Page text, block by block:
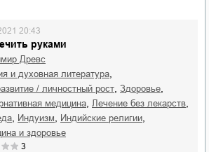
руками
20:43
Древс
и духовная литература
/ личностный рост здоровье
медицина лечение без лекарств
индуизм индийские религии
и здоровье
3